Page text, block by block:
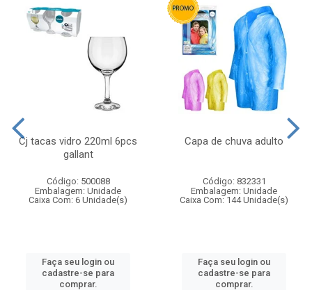
Cj tacas vidro 220ml 6pcs
gallant
Código: 500088
Embalagem: Unidade
Caixa Com: 6 Unidade(s)
Faça seu login ou
cadastre-se para
comprar.
Capa de chuva adulto
Código: 832331
Embalagem: Unidade
Caixa Com: 144 Unidade(s)
Faça seu login ou
cadastre-se para
comprar.